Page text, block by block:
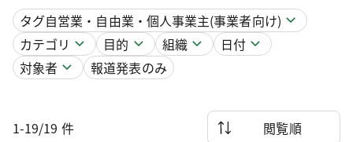
タグ自営業・自由業・個人事業主(事業者向け)
カテゴリ
目的 組織
日付
対象者
報道発表のみ
1-19/19 件 閲覧順